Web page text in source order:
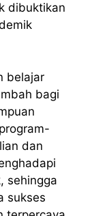
dibuktikan
belajar
bagi
dan
sehingga
sukses